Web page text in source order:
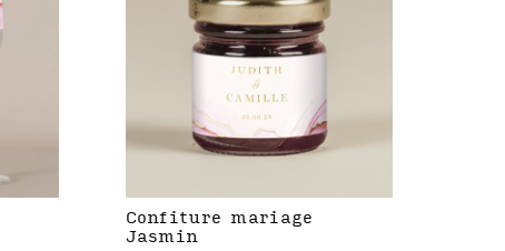
Confiture mariage
Jasmin